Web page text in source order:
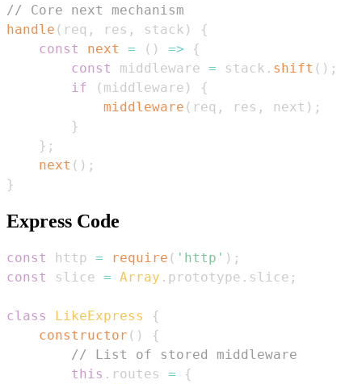
// Core next mechanism
handle ( req , res , stack )
{
const
next = ( ) =>
{
const
middleware = stack . shift ( ) ;
if
( middleware )
{
middleware ( req , res , next ) ;
}
} ;
next ( ) ;
}
Express Code
const http = require ( 'http' ) ;
const
slice = Array . prototype . slice ;
class LikeExpress
{
constructor ( )
{
// List of stored middleware
this . routes =
{